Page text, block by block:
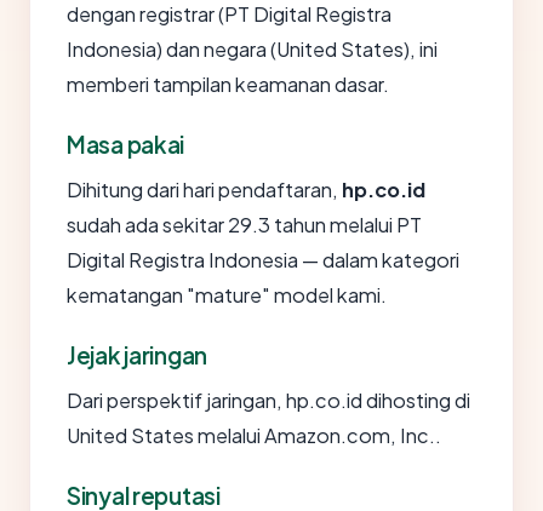
dengan registrar (PT Digital Registra
Indonesia) dan negara (United States), ini
memberi tampilan keamanan dasar.
Masa pakai
Dihitung dari hari pendaftaran, hp.co.id
sudah ada sekitar 29.3 tahun melalui PT
Digital Registra Indonesia — dalam kategori
kematangan "mature" model kami.
Jejak jaringan
Dari perspektif jaringan, hp.co.id dihosting di
United States melalui Amazon.com, Inc..
Sinyal reputasi